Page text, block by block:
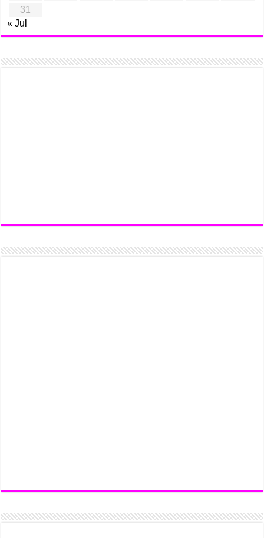
31
« Jul